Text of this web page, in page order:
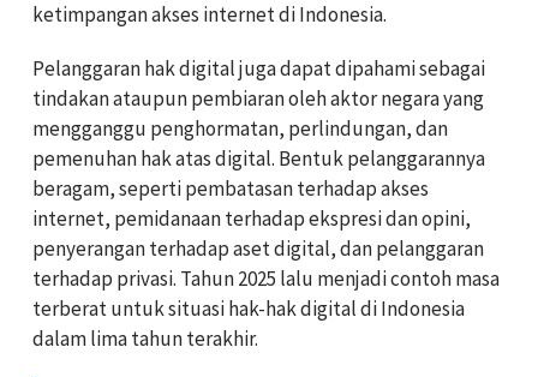
ketimpangan akses internet di Indonesia.
Pelanggaran hak digital juga dapat dipahami sebagai
tindakan ataupun pembiaran oleh aktor negara yang
mengganggu penghormatan, perlindungan, dan
pemenuhan hak atas digital. Bentuk pelanggarannya
beragam, seperti pembatasan terhadap akses
internet, pemidanaan terhadap ekspresi dan opini,
penyerangan terhadap aset digital, dan pelanggaran
terhadap privasi. Tahun 2025 lalu menjadi contoh masa
terberat untuk situasi hak-hak digital di Indonesia
dalam lima tahun terakhir.